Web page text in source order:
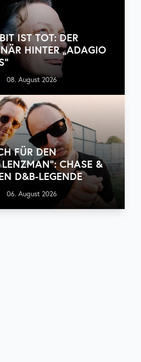
IST TOT: DER
HINTER „ADAGIO
08. August 2026
FÜR DEN
CHASE &
D&B-LEGENDE
06. August 2026